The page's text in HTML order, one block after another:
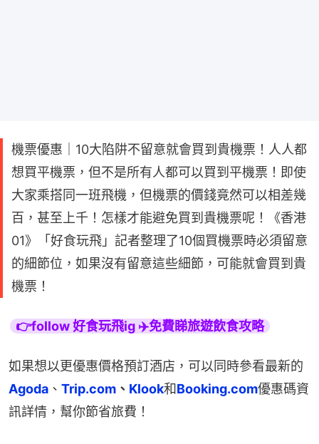
機票優惠｜10大陷阱不留意就會買到貴機票！人人都
想買平機票，但不是所有人都可以買到平機票！即使
大家乘搭同一班飛機，但機票的價錢竟然可以相差幾
百，甚至上千！怎樣才能避免買到貴機票呢！《香港
01》「好食玩飛」記者整理了10個買機票時必須留意
的細節位，如果沒有留意這些細節，可能就會買到貴
機票！
👉follow 好食玩飛ig ✈️免費睇旅遊飲食攻略
如果想以更優惠價格預訂酒店，可以同時參看最新的
Agoda 、 Trip.com 、 Klook和Booking.com優惠碼資
訊詳情，幫你節省旅費！